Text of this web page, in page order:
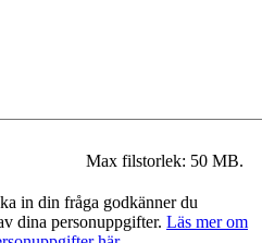
Max filstorlek: 50 MB.
in din fråga godkänner du
dina personuppgifter. Läs mer om